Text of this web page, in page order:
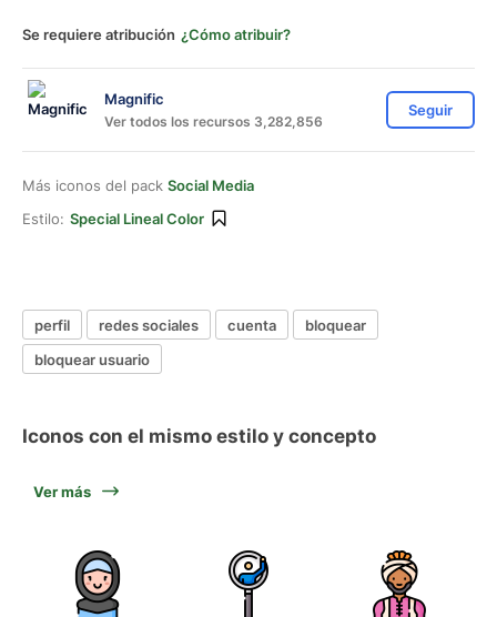
Se requiere atribución ¿Cómo atribuir?
Magnific
Ver todos los recursos 3,282,856
Seguir
Más iconos del pack Social Media
Estilo: Special Lineal Color
perfil redes sociales cuenta
bloquear
bloquear usuario
Iconos con el mismo estilo y concepto
Ver más